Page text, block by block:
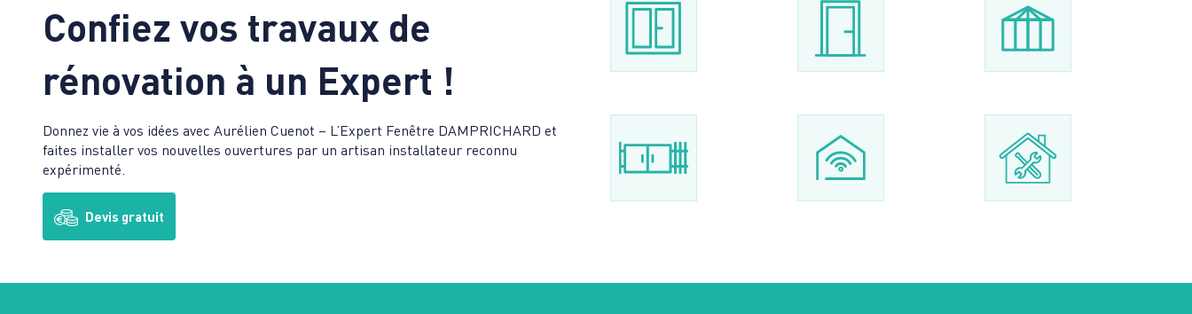
Confiez vos travaux de
rénovation à un Expert !
Donnez vie à vos idées avec Aurélien Cuenot – L’Expert Fenêtre DAMPRICHARD et
faites installer vos nouvelles ouvertures par un artisan installateur reconnu
expérimenté.
Devis gratuit